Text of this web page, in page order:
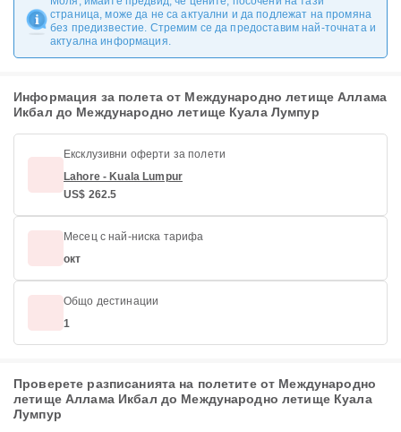
страница, може да не са актуални и да подлежат на промяна
без предизвестие. Стремим се да предоставим най-точната и
актуална информация.
Информация за полета от Международно летище Аллама
Икбал до Международно летище Куала Лумпур
Ексклузивни оферти за полети
Lahore - Kuala Lumpur
US$ 262.5
Месец с най-ниска тарифа
окт
Общо дестинации
1
Проверете разписанията на полетите от Международно
летище Аллама Икбал до Международно летище Куала
Лумпур